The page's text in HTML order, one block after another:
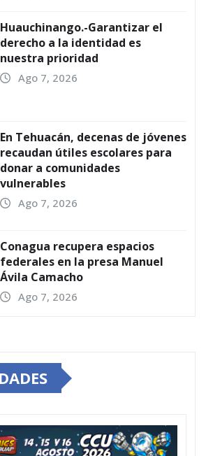
Huauchinango.-Garantizar el
derecho a la identidad es
nuestra prioridad
Ago 7, 2026
En Tehuacán, decenas de jóvenes
recaudan útiles escolares para
donar a comunidades
vulnerables
Ago 7, 2026
Conagua recupera espacios
federales en la presa Manuel
Ávila Camacho
Ago 7, 2026